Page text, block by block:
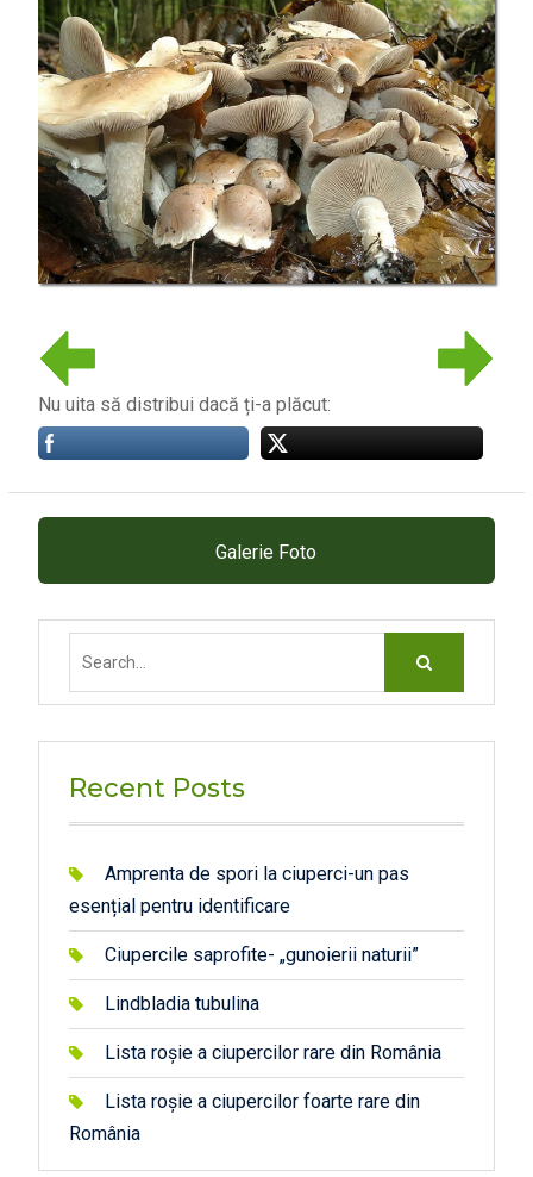
Nu uita să distribui dacă ți-a plăcut:
Galerie Foto
Recent Posts
Amprenta de spori la ciuperci-un pas
esențial pentru identificare
Ciupercile saprofite- „gunoierii naturii”
Lindbladia tubulina
Lista roșie a ciupercilor rare din România
Lista roșie a ciupercilor foarte rare din
România